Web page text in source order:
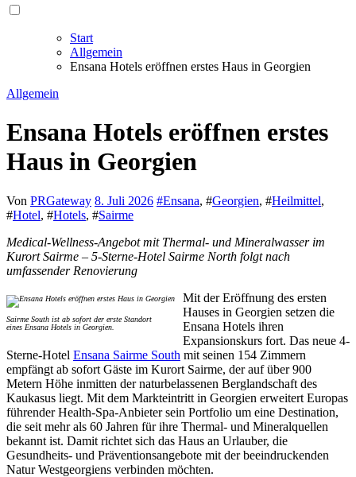
Start
Allgemein
Ensana Hotels eröffnen erstes Haus in Georgien
Allgemein
Ensana Hotels eröffnen erstes
Haus in Georgien
Von PRGateway 8. Juli 2026 #Ensana, #Georgien, #Heilmittel,
#Hotel, #Hotels, #Sairme
Medical-Wellness-Angebot mit Thermal- und Mineralwasser im
Kurort Sairme – 5-Sterne-Hotel Sairme North folgt nach
umfassender Renovierung
Sairme South ist ab sofort der erste Standort
eines Ensana Hotels in Georgien.
Mit der Eröffnung des ersten
Hauses in Georgien setzen die
Ensana Hotels ihren
Expansionskurs fort. Das neue 4-
Sterne-Hotel Ensana Sairme South mit seinen 154 Zimmern
empfängt ab sofort Gäste im Kurort Sairme, der auf über 900
Metern Höhe inmitten der naturbelassenen Berglandschaft des
Kaukasus liegt. Mit dem Markteintritt in Georgien erweitert Europas
führender Health-Spa-Anbieter sein Portfolio um eine Destination,
die seit mehr als 60 Jahren für ihre Thermal- und Mineralquellen
bekannt ist. Damit richtet sich das Haus an Urlauber, die
Gesundheits- und Präventionsangebote mit der beeindruckenden
Natur Westgeorgiens verbinden möchten.